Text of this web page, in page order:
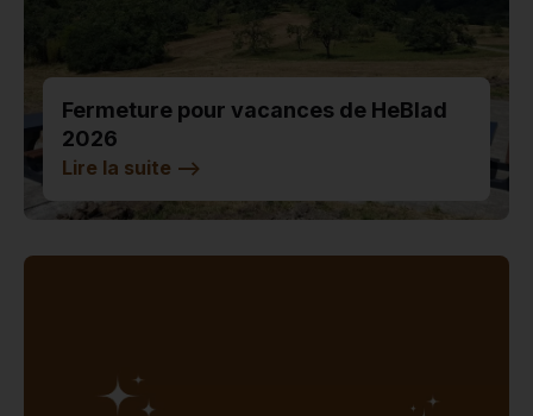
Fermeture pour vacances de HeBlad
2026
Lire la suite -->